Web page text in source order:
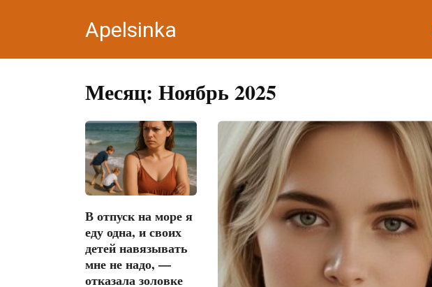
Apelsinka
Месяц: Ноябрь 2025
В отпуск на море я
еду одна, и своих
детей навязывать
мне не надо, —
отказала золовке